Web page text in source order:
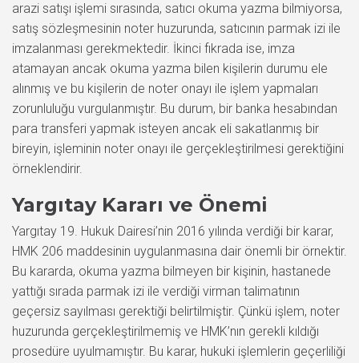
arazi satışı işlemi sırasında, satıcı okuma yazma bilmiyorsa,
satış sözleşmesinin noter huzurunda, satıcının parmak izi ile
imzalanması gerekmektedir. İkinci fıkrada ise, imza
atamayan ancak okuma yazma bilen kişilerin durumu ele
alınmış ve bu kişilerin de noter onayı ile işlem yapmaları
zorunluluğu vurgulanmıştır. Bu durum, bir banka hesabından
para transferi yapmak isteyen ancak eli sakatlanmış bir
bireyin, işleminin noter onayı ile gerçekleştirilmesi gerektiğini
örneklendirir.
Yargıtay Kararı ve Önemi
Yargıtay 19. Hukuk Dairesi’nin 2016 yılında verdiği bir karar,
HMK 206 maddesinin uygulanmasına dair önemli bir örnektir.
Bu kararda, okuma yazma bilmeyen bir kişinin, hastanede
yattığı sırada parmak izi ile verdiği virman talimatının
geçersiz sayılması gerektiği belirtilmiştir. Çünkü işlem, noter
huzurunda gerçekleştirilmemiş ve HMK’nın gerekli kıldığı
prosedüre uyulmamıştır. Bu karar, hukuki işlemlerin geçerliliği